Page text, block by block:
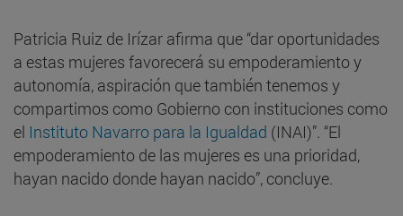
Patricia Ruiz de Irízar afirma que “dar oportunidades
a estas mujeres favorecerá su empoderamiento y
autonomía, aspiración que también tenemos y
compartimos como Gobierno con instituciones como
el Instituto Navarro para la Igualdad (INAI)”. “El
empoderamiento de las mujeres es una prioridad,
hayan nacido donde hayan nacido”, concluye.